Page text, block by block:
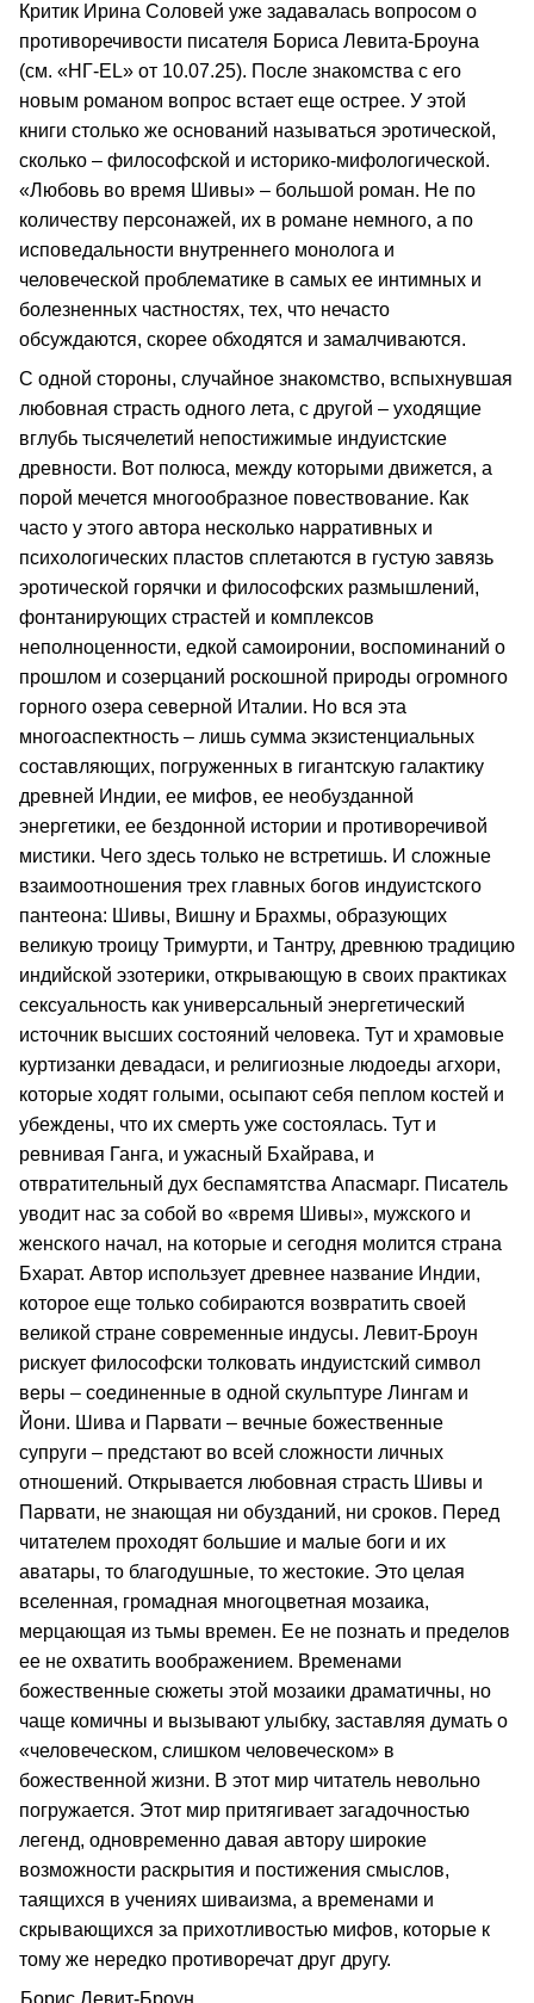
Критик Ирина Соловей уже задавалась вопросом о
противоречивости писателя Бориса Левита-Броуна
(см. «НГ-EL» от 10.07.25). После знакомства с его
новым романом вопрос встает еще острее. У этой
книги столько же оснований называться эротической,
сколько – философской и историко-мифологической.
«Любовь во время Шивы» – большой роман. Не по
количеству персонажей, их в романе немного, а по
исповедальности внутреннего монолога и
человеческой проблематике в самых ее интимных и
болезненных частностях, тех, что нечасто
обсуждаются, скорее обходятся и замалчиваются.
С одной стороны, случайное знакомство, вспыхнувшая
любовная страсть одного лета, с другой – уходящие
вглубь тысячелетий непостижимые индуистские
древности. Вот полюса, между которыми движется, а
порой мечется многообразное повествование. Как
часто у этого автора несколько нарративных и
психологических пластов сплетаются в густую завязь
эротической горячки и философских размышлений,
фонтанирующих страстей и комплексов
неполноценности, едкой самоиронии, воспоминаний о
прошлом и созерцаний роскошной природы огромного
горного озера северной Италии. Но вся эта
многоаспектность – лишь сумма экзистенциальных
составляющих, погруженных в гигантскую галактику
древней Индии, ее мифов, ее необузданной
энергетики, ее бездонной истории и противоречивой
мистики. Чего здесь только не встретишь. И сложные
взаимоотношения трех главных богов индуистского
пантеона: Шивы, Вишну и Брахмы, образующих
великую троицу Тримурти, и Тантру, древнюю традицию
индийской эзотерики, открывающую в своих практиках
сексуальность как универсальный энергетический
источник высших состояний человека. Тут и храмовые
куртизанки девадаси, и религиозные людоеды агхори,
которые ходят голыми, осыпают себя пеплом костей и
убеждены, что их смерть уже состоялась. Тут и
ревнивая Ганга, и ужасный Бхайрава, и
отвратительный дух беспамятства Апасмарг. Писатель
уводит нас за собой во «время Шивы», мужского и
женского начал, на которые и сегодня молится страна
Бхарат. Автор использует древнее название Индии,
которое еще только собираются возвратить своей
великой стране современные индусы. Левит-Броун
рискует философски толковать индуистский символ
веры – соединенные в одной скульптуре Лингам и
Йони. Шива и Парвати – вечные божественные
супруги – предстают во всей сложности личных
отношений. Открывается любовная страсть Шивы и
Парвати, не знающая ни обузданий, ни сроков. Перед
читателем проходят большие и малые боги и их
аватары, то благодушные, то жестокие. Это целая
вселенная, громадная многоцветная мозаика,
мерцающая из тьмы времен. Ее не познать и пределов
ее не охватить воображением. Временами
божественные сюжеты этой мозаики драматичны, но
чаще комичны и вызывают улыбку, заставляя думать о
«человеческом, слишком человеческом» в
божественной жизни. В этот мир читатель невольно
погружается. Этот мир притягивает загадочностью
легенд, одновременно давая автору широкие
возможности раскрытия и постижения смыслов,
таящихся в учениях шиваизма, а временами и
скрывающихся за прихотливостью мифов, которые к
тому же нередко противоречат друг другу.
Борис Левит-Броун.